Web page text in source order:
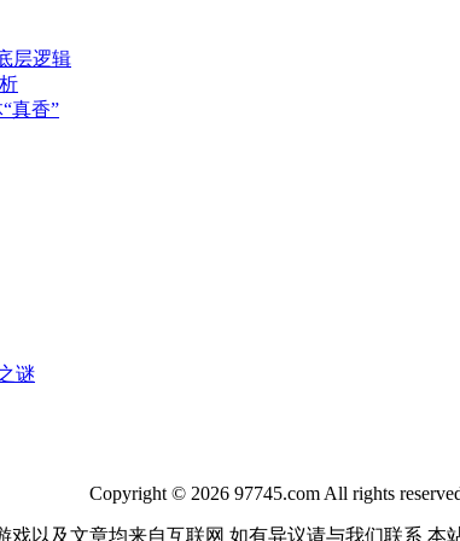
层逻辑
真香”
谜
Copyright © 2026 97745.com All rights
以及文章均来自互联网 如有异议请与我们联系 本